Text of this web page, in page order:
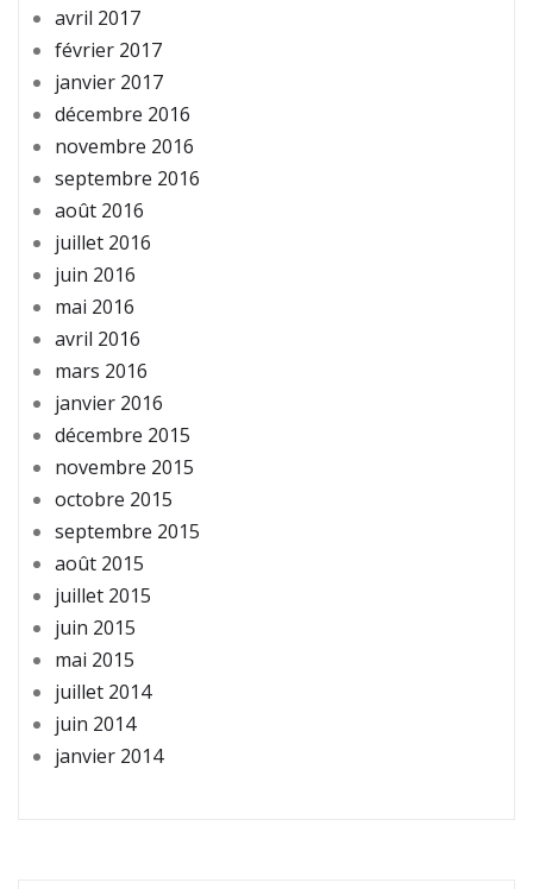
avril 2017
février 2017
janvier 2017
décembre 2016
novembre 2016
septembre 2016
août 2016
juillet 2016
juin 2016
mai 2016
avril 2016
mars 2016
janvier 2016
décembre 2015
novembre 2015
octobre 2015
septembre 2015
août 2015
juillet 2015
juin 2015
mai 2015
juillet 2014
juin 2014
janvier 2014